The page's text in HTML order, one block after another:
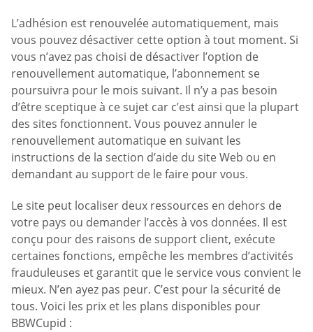
L’adhésion est renouvelée automatiquement, mais
vous pouvez désactiver cette option à tout moment. Si
vous n’avez pas choisi de désactiver l’option de
renouvellement automatique, l’abonnement se
poursuivra pour le mois suivant. Il n’y a pas besoin
d’être sceptique à ce sujet car c’est ainsi que la plupart
des sites fonctionnent. Vous pouvez annuler le
renouvellement automatique en suivant les
instructions de la section d’aide du site Web ou en
demandant au support de le faire pour vous.
Le site peut localiser deux ressources en dehors de
votre pays ou demander l’accès à vos données. Il est
conçu pour des raisons de support client, exécute
certaines fonctions, empêche les membres d’activités
frauduleuses et garantit que le service vous convient le
mieux. N’en ayez pas peur. C’est pour la sécurité de
tous. Voici les prix et les plans disponibles pour
BBWCupid :